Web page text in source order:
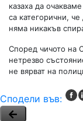
казаха да
са категорични,
няма никакъв
Според чичото на
нетрезво
не вярват на
Сподели във: